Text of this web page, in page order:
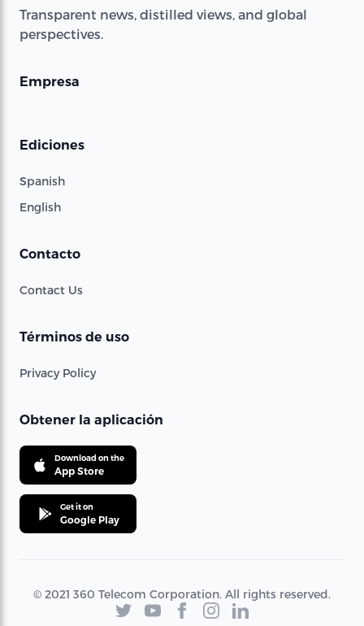
Transparent news, distilled views, and global
perspectives.
Empresa
Ediciones
Spanish
English
Contacto
Contact Us
Términos de uso
Privacy Policy
Obtener la aplicación
Download on the
App Store
Get it on
Google Play
© 2021 360 Telecom Corporation. All rights reserved.